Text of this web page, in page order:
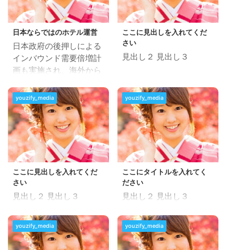
日本ならではのホテル運営
日本政府の後押しによる
インバウンド需要倍増計
画も実施され、海外から
トにしたビジネスモデル
の展開が続いています。
海外からは高級ホテルが
続々と日本に上陸し、
7000室を超える開業ラ
ッシュが続くなか、
2020年3月以降、新型コ
ロナウイルス感染症の拡
大を受けて、日本国内だ
けでなく、世界的に観光
業界全体を襲う未曾有の
危機に直面しました。
2020年の東京オリンピ
ここに見出しを入れてくだ
さい
見出し２ 見出し３
youzify_media
ここに見出しを入れてくだ
さい
見出し２ 見出し３
youzify_media
ここにタイトルを入れてく
ださい
見出し２ 見出し３
youzify_media youzify_media